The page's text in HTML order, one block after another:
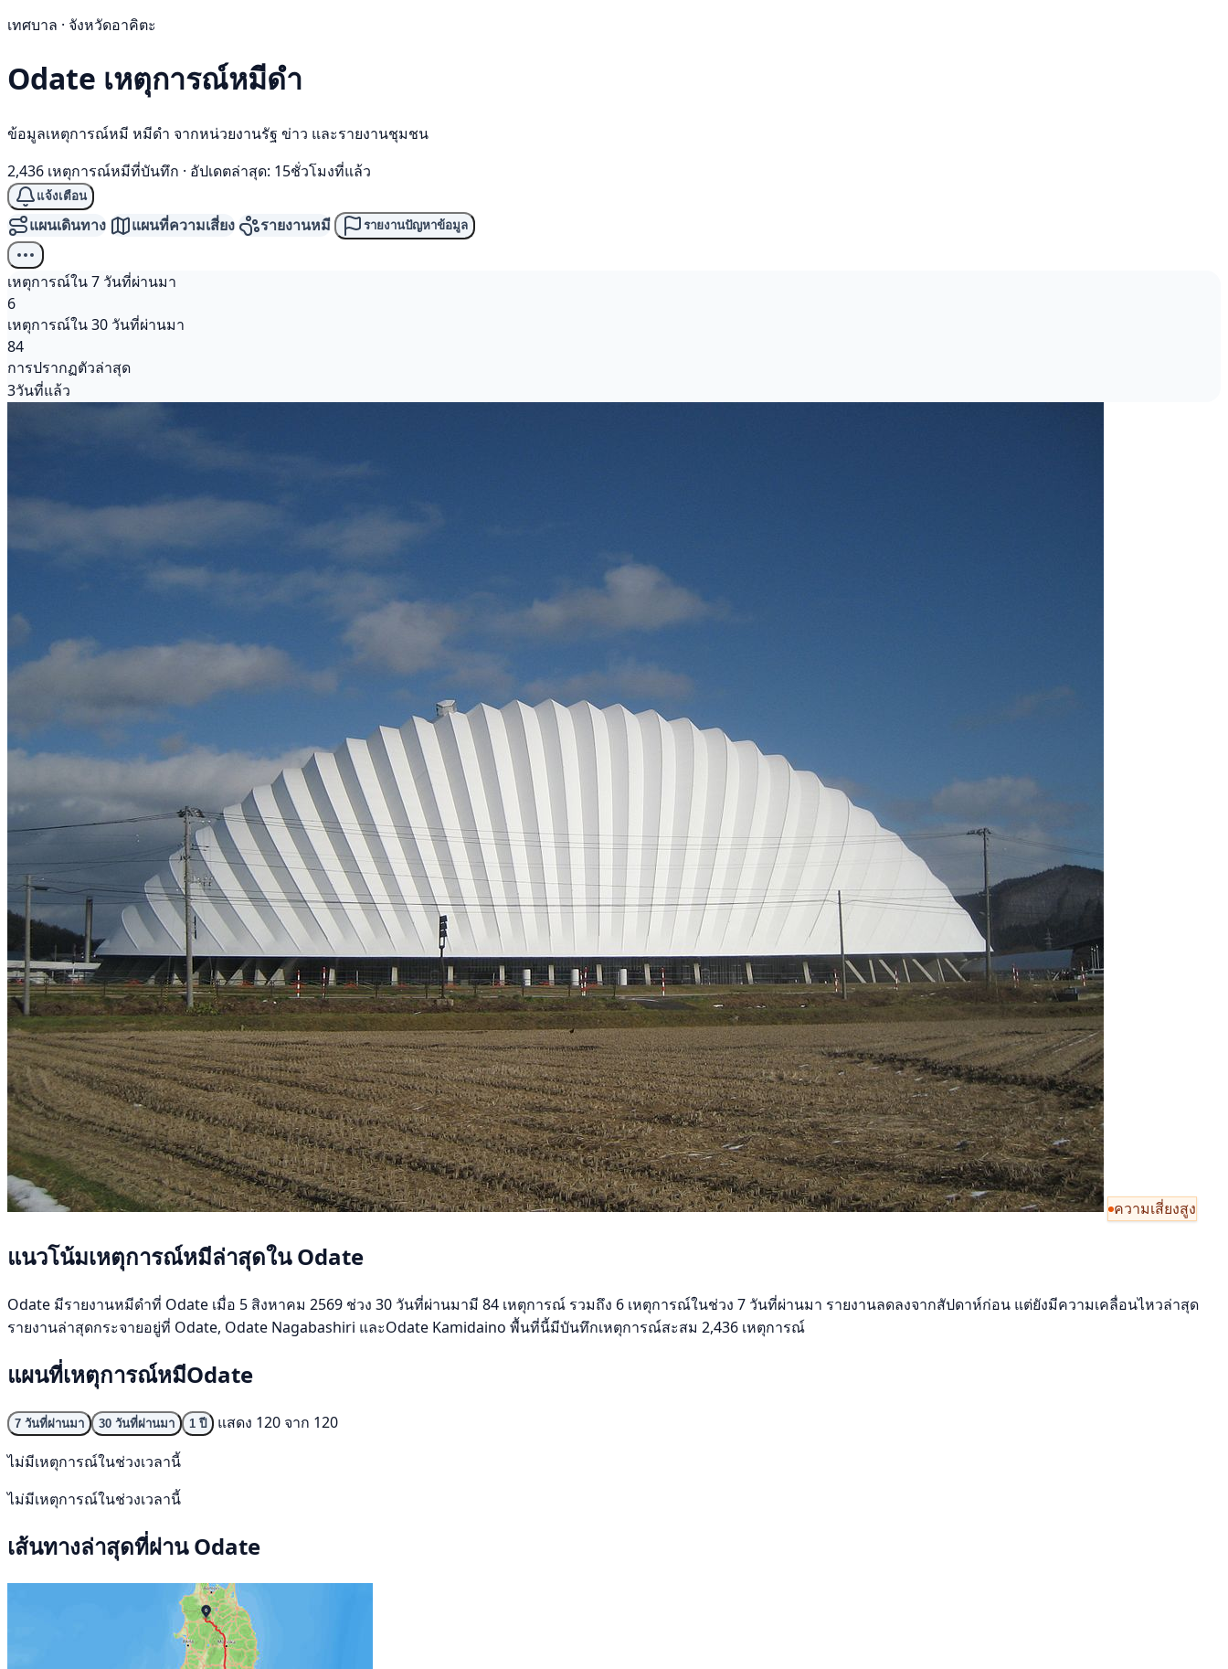
เทศบาล · จังหวัดอาคิตะ
Odate เหตุการณ์หมีดำ
ข้อมูลเหตุการณ์หมี หมีดำ จากหน่วยงานรัฐ ข่าว และรายงานชุมชน
2,436 เหตุการณ์หมีที่บันทึก · อัปเดตล่าสุด: 15ชั่วโมงที่แล้ว
แจ้งเตือน
แผนเดินทาง แผนที่ความเสี่ยง รายงานหมี รายงานปัญหาข้อมูล
เหตุการณ์ใน 7 วันที่ผ่านมา
6
เหตุการณ์ใน 30 วันที่ผ่านมา
84
การปรากฏตัวล่าสุด
3วันที่แล้ว
ความเสี่ยงสูง
แนวโน้มเหตุการณ์หมีล่าสุดใน Odate
Odate มีรายงานหมีดำที่ Odate เมื่อ 5 สิงหาคม 2569 ช่วง 30 วันที่ผ่านมามี 84 เหตุการณ์ รวมถึง 6 เหตุการณ์ในช่วง 7 วันที่ผ่านมา รายงานลดลงจากสัปดาห์ก่อน แต่ยังมีความเคลื่อนไหวล่าสุด
รายงานล่าสุดกระจายอยู่ที่ Odate, Odate Nagabashiri และOdate Kamidaino พื้นที่นี้มีบันทึกเหตุการณ์สะสม 2,436 เหตุการณ์
แผนที่เหตุการณ์หมีOdate
7 วันที่ผ่านมา 30 วันที่ผ่านมา 1 ปี
แสดง 120 จาก 120
ไม่มีเหตุการณ์ในช่วงเวลานี้
ไม่มีเหตุการณ์ในช่วงเวลานี้
เส้นทางล่าสุดที่ผ่าน Odate